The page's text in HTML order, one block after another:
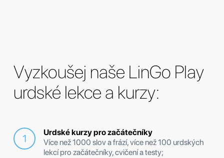
Vyzkoušej naše LinGo Play
urdské lekce a kurzy:
Urdské kurzy pro začátečníky
Více než 1000 slov a frází, více než 100 urdských
lekcí pro začátečníky, cvičení a testy;